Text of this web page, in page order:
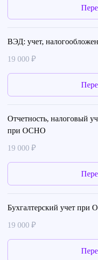
ВЭД: учет,
19 000 ₽
Отчетность, налоговый
при ОСНО
19 000 ₽
Бухгалтерский учет при
19 000 ₽